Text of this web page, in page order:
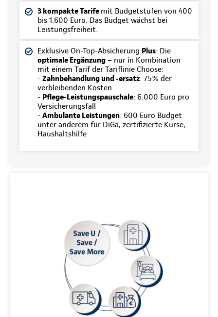
3 kompakte Tarife mit Budgetstufen von 400
bis 1.600 Euro. Das Budget wächst bei
Leistungsfreiheit.
Exklusive On-Top-Absicherung Plus: Die
optimale Ergänzung – nur in Kombination
mit einem Tarif der Tariflinie Choose:
- Zahnbehandlung und -ersatz: 75% der
verbleibenden Kosten
- Pflege-Leistungspauschale: 6.000 Euro pro
Versicherungsfall
- Ambulante Leistungen: 600 Euro Budget
unter anderem für DiGa, zertifizierte Kurse,
Haushaltshilfe